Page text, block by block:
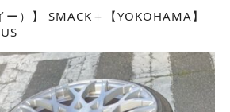
ー）】 SMACK＋【YOKOHAMA】